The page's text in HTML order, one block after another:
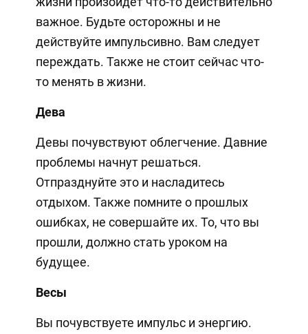
важное. Будьте осторожны и не
действуйте импульсивно. Вам следует
переждать. Также не стоит сейчас что-
то менять в жизни.
Дева
Девы почувствуют облегчение. Давние
проблемы начнут решаться.
Отпразднуйте это и насладитесь
отдыхом. Также помните о прошлых
ошибках, не совершайте их. То, что вы
прошли, должно стать уроком на
будущее.
Весы
Вы почувствуете импульс и энергию.